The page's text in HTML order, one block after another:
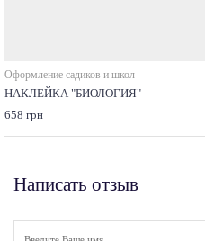
Оформление садиков и школ
НАКЛЕЙКА "БИОЛОГИЯ"
658 грн
Написать отзыв